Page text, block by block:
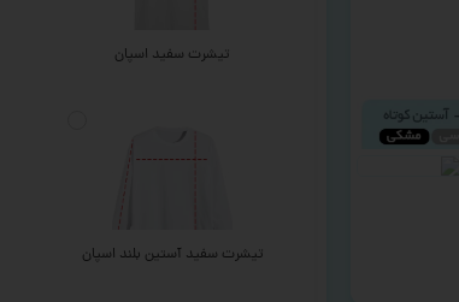
تیشرت سفید اسپان
تیشرت سفید آستین بلند اسپان